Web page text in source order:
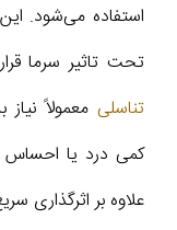
استفاده می‌شود.
تحت تاثیر سرما
تناسلی معمولاً
کمی درد یا احساس
علاوه بر اثرگذاری